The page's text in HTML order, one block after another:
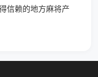
信赖的地方麻将产